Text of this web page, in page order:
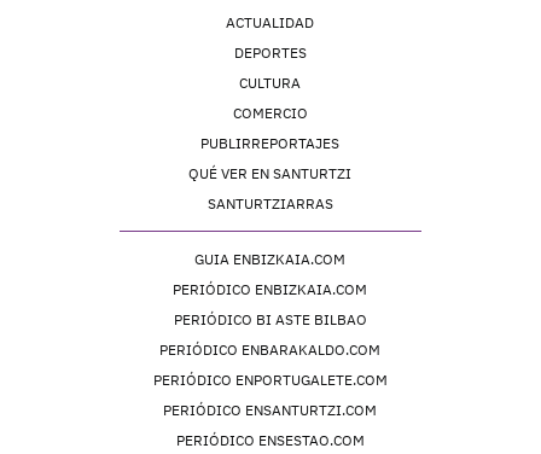
ACTUALIDAD
DEPORTES
CULTURA
COMERCIO
PUBLIRREPORTAJES
QUÉ VER EN SANTURTZI
SANTURTZIARRAS
GUIA ENBIZKAIA.COM
PERIÓDICO ENBIZKAIA.COM
PERIÓDICO BI ASTE BILBAO
PERIÓDICO ENBARAKALDO.COM
PERIÓDICO ENPORTUGALETE.COM
PERIÓDICO ENSANTURTZI.COM
PERIÓDICO ENSESTAO.COM